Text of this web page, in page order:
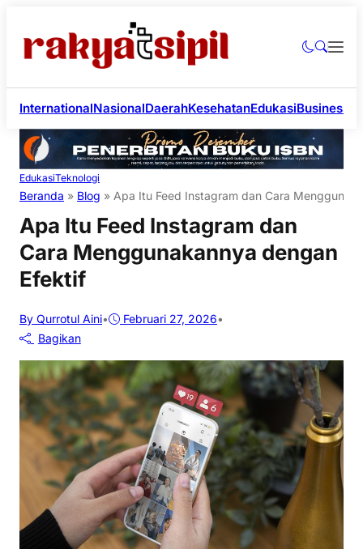
InternationalNasionalDaerahKesehatanEdukasiBusiness
EdukasiTeknologi
Beranda » Blog » Apa Itu Feed Instagram dan Cara
Apa Itu Feed Instagram dan
Cara Menggunakannya dengan
Efektif
By Qurrotul Aini• Februari 27, 2026•
Bagikan